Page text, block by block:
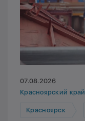
07.08.2026
Красноярский край
Красноярск